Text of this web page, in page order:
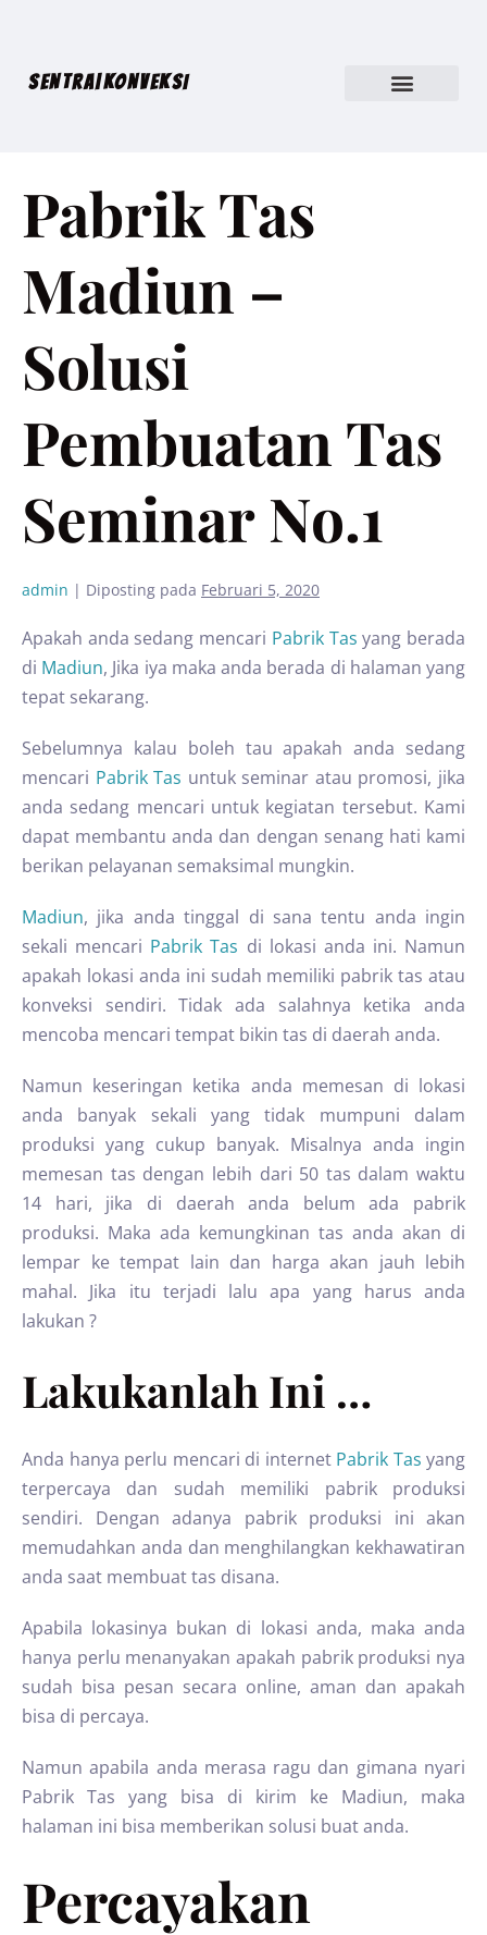
SENTRA|KONVEKSI
Pabrik Tas
Madiun –
Solusi
Pembuatan Tas
Seminar No.1
admin | Diposting pada Februari 5, 2020
Apakah anda sedang mencari Pabrik Tas yang berada
di Madiun, Jika iya maka anda berada di halaman yang
tepat sekarang.
Sebelumnya kalau boleh tau apakah anda sedang
mencari Pabrik Tas untuk seminar atau promosi, jika
anda sedang mencari untuk kegiatan tersebut. Kami
dapat membantu anda dan dengan senang hati kami
berikan pelayanan semaksimal mungkin.
Madiun, jika anda tinggal di sana tentu anda ingin
sekali mencari Pabrik Tas di lokasi anda ini. Namun
apakah lokasi anda ini sudah memiliki pabrik tas atau
konveksi sendiri. Tidak ada salahnya ketika anda
mencoba mencari tempat bikin tas di daerah anda.
Namun keseringan ketika anda memesan di lokasi
anda banyak sekali yang tidak mumpuni dalam
produksi yang cukup banyak. Misalnya anda ingin
memesan tas dengan lebih dari 50 tas dalam waktu
14 hari, jika di daerah anda belum ada pabrik
produksi. Maka ada kemungkinan tas anda akan di
lempar ke tempat lain dan harga akan jauh lebih
mahal. Jika itu terjadi lalu apa yang harus anda
lakukan ?
Lakukanlah Ini …
Anda hanya perlu mencari di internet Pabrik Tas yang
terpercaya dan sudah memiliki pabrik produksi
sendiri. Dengan adanya pabrik produksi ini akan
memudahkan anda dan menghilangkan kekhawatiran
anda saat membuat tas disana.
Apabila lokasinya bukan di lokasi anda, maka anda
hanya perlu menanyakan apakah pabrik produksi nya
sudah bisa pesan secara online, aman dan apakah
bisa di percaya.
Namun apabila anda merasa ragu dan gimana nyari
Pabrik Tas yang bisa di kirim ke Madiun, maka
halaman ini bisa memberikan solusi buat anda.
Percayakan